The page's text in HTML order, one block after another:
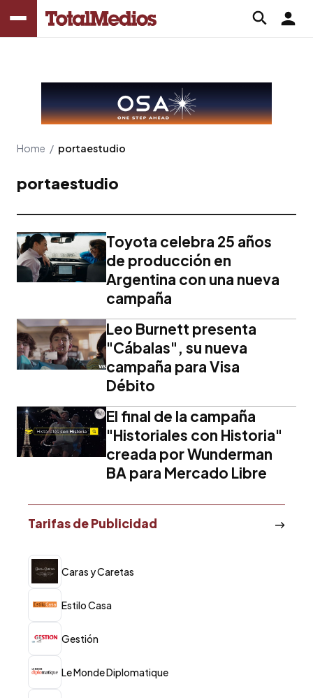
Home / portaestudio
portaestudio
Toyota celebra 25 años
de producción en
Argentina con una nueva
campaña
Leo Burnett presenta
"Cábalas", su nueva
campaña para Visa
Débito
El final de la campaña
"Historiales con Historia"
creada por Wunderman
BA para Mercado Libre
Tarifas de Publicidad
Caras y Caretas
Estilo Casa
Gestión
Le Monde Diplomatique